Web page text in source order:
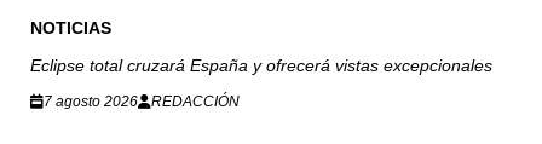
NOTICIAS
Eclipse total cruzará España y ofrecerá vistas excepcionales
7 agosto 2026 REDACCIÓN